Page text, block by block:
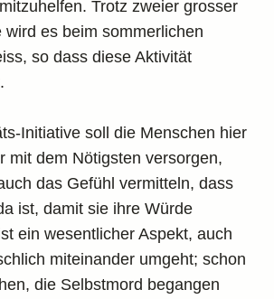
Trotz zweier grosser
wird es beim sommerlichen
so dass diese Aktivität
Initiative soll die Menschen hier
mit dem Nötigsten versorgen,
das Gefühl vermitteln, dass
ist, damit sie ihre Würde
ein wesentlicher Aspekt, auch
miteinander umgeht; schon
die Selbstmord begangen